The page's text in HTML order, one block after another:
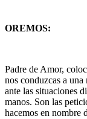
OREMOS:
Padre de Amor,
nos conduzcas a
ante las situaciones
manos. Son las
hacemos en nombre